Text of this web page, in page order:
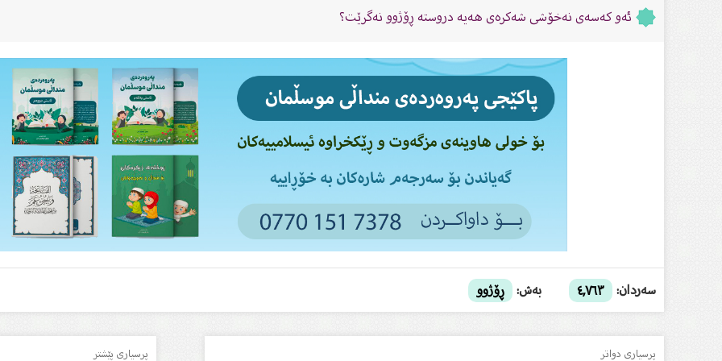
ئەو كەسەی نەخۆشی شەكرەی هەیە دروستە ڕۆژوو نەگرێت؟
سەردان: ٤,٧٦٣ بەش: ڕۆژوو
پرسیاری دواتر پرسیاری پێشتر